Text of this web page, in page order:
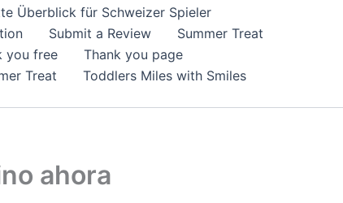
Überblick für Schweizer Spieler
Submit a Review
Summer Treat
you free
Thank you page
Treat
Toddlers Miles with Smiles
ahora